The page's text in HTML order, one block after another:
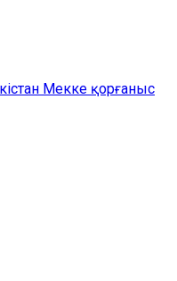
Мекке қорғаныс